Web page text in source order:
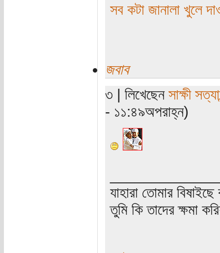
সব কটা জানালা খুলে
জবাব
৩ | লিখেছেন সাক্ষী
- ১১:৪৯অপরাহ্ন)
যাহারা তোমার
তুমি কি তাদের ক্ষমা